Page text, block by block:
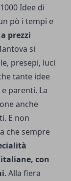
Idee di
pò i tempi e
prezzi
si
presepi, luci
tante idee
parenti. La
anche
E non
che sempre
con
. Alla fiera